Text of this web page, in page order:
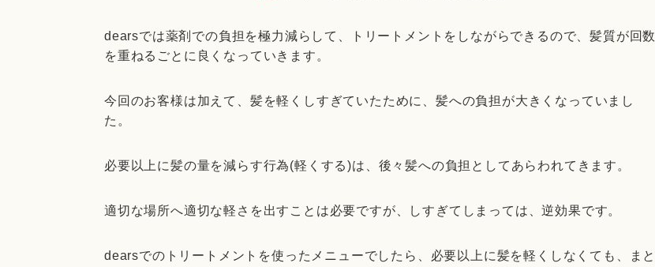
dearsでは薬剤での負担を極力減らして、トリートメントをしながらできるので、髪質が回数
を重ねるごとに良くなっていきます。
今回のお客様は加えて、髪を軽くしすぎていたために、髪への負担が大きくなっていまし
た。
必要以上に髪の量を減らす行為(軽くする)は、後々髪への負担としてあらわれてきます。
適切な場所へ適切な軽さを出すことは必要ですが、しすぎてしまっては、逆効果です。
dearsでのトリートメントを使ったメニューでしたら、必要以上に髪を軽くしなくても、まと